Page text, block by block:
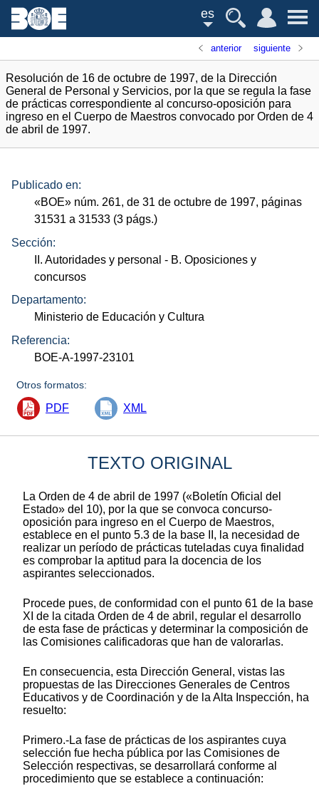
es
anterior siguiente
Resolución de 16 de octubre de 1997, de la Dirección
General de Personal y Servicios, por la que se regula la fase
de prácticas correspondiente al concurso-oposición para
ingreso en el Cuerpo de Maestros convocado por Orden de 4
de abril de 1997.
Publicado en:
«BOE» núm. 261, de 31 de octubre de 1997, páginas
31531 a 31533 (3 págs.)
Sección:
II. Autoridades y personal - B. Oposiciones y
concursos
Departamento:
Ministerio de Educación y Cultura
Referencia:
BOE-A-1997-23101
Otros formatos:
PDF XML
TEXTO ORIGINAL
La Orden de 4 de abril de 1997 («Boletín Oficial del
Estado» del 10), por la que se convoca concurso-
oposición para ingreso en el Cuerpo de Maestros,
establece en el punto 5.3 de la base II, la necesidad de
realizar un período de prácticas tuteladas cuya finalidad
es comprobar la aptitud para la docencia de los
aspirantes seleccionados.
Procede pues, de conformidad con el punto 61 de la base
XI de la citada Orden de 4 de abril, regular el desarrollo
de esta fase de prácticas y determinar la composición de
las Comisiones calificadoras que han de valorarlas.
En consecuencia, esta Dirección General, vistas las
propuestas de las Direcciones Generales de Centros
Educativos y de Coordinación y de la Alta Inspección, ha
resuelto:
Primero.-La fase de prácticas de los aspirantes cuya
selección fue hecha pública por las Comisiones de
Selección respectivas, se desarrollará conforme al
procedimiento que se establece a continuación: